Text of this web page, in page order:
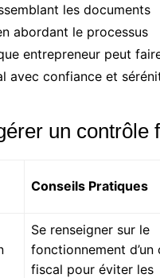
les documents
abordant le processus
entrepreneur peut
avec confiance et
un contrôle
Conseils Pratiques
Se renseigner sur le
fonctionnement d’un
fiscal pour éviter les